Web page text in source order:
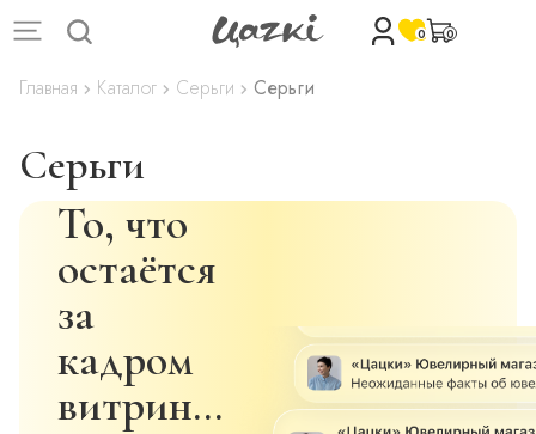
0 0
Главная Каталог Серьги Серьги
Серьги
То, что
остаётся
за
кадром
витрин…